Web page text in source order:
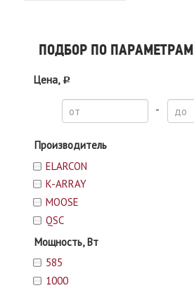
ПОДБОР ПО ПАРАМЕТРАМ
Цена, c
-
Производитель
ELARCON
K-ARRAY
MOOSE
QSC
Мощность, Вт
585
1000